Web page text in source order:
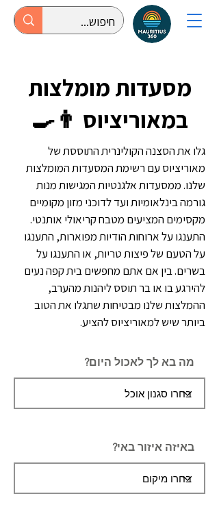
מסעדות מומלצות
במאוריציוס 👨‍🍳
גלו את הסצנה הקולינרית התוססת של
מאוריציוס עם רשימת המסעדות המומלצות
שלנו. ממסעדות אלגנטיות המגישות מנות
גורמה בינלאומיות ועד לדוכני מזון מקומיים
מקסימים המציעים מטבח קריאולי אותנטי.
התענגו על ארוחות הודיות מפוארות, התענגו
על הטעם של פיצות טריות, או התענגו על
בשרים. בין אם אתם מחפשים בית קפה נעים
להירגע בו או בר תוסס ליהנות מהערב,
ההמלצות שלנו מבטיחות שתגלו את הטוב
ביותר שיש למאוריציוס להציע.
מה בא לך לאכול היום?
באיזה איזור באי?